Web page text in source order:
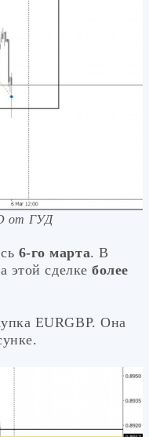
от ГУД
6-го марта. В
этой сделкеболее
EURGBP. Она